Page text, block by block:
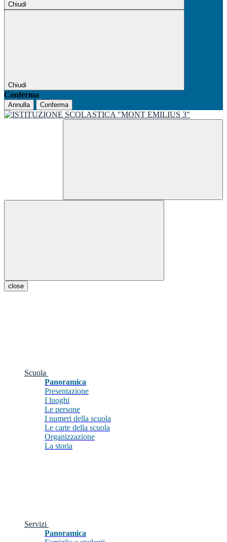
Chiudi
Chiudi
Conferma
Annulla Conferma
close
Scuola
Panoramica
Presentazione
I luoghi
Le persone
I numeri della scuola
Le carte della scuola
Organizzazione
La storia
Servizi
Panoramica